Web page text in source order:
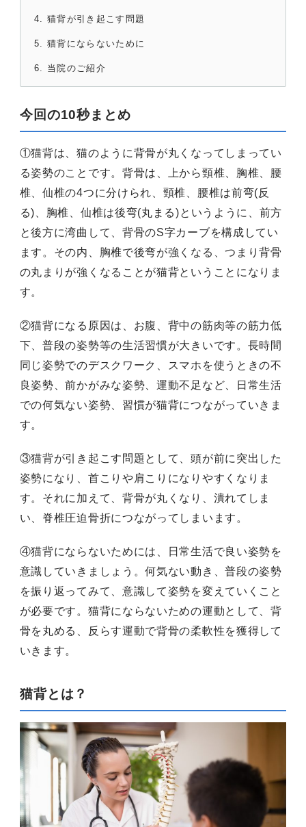
猫背が引き起こす問題
猫背にならないために
当院のご紹介
今回の10秒まとめ
①猫背は、猫のように背骨が丸くなってしまってい
る姿勢のことです。背骨は、上から頸椎、胸椎、腰
椎、仙椎の4つに分けられ、頸椎、腰椎は前弯(反
る)、胸椎、仙椎は後弯(丸まる)というように、前方
と後方に湾曲して、背骨のS字カーブを構成してい
ます。その内、胸椎で後弯が強くなる、つまり背骨
の丸まりが強くなることが猫背ということになりま
す。
②猫背になる原因は、お腹、背中の筋肉等の筋力低
下、普段の姿勢等の生活習慣が大きいです。長時間
同じ姿勢でのデスクワーク、スマホを使うときの不
良姿勢、前かがみな姿勢、運動不足など、日常生活
での何気ない姿勢、習慣が猫背につながっていきま
す。
③猫背が引き起こす問題として、頭が前に突出した
姿勢になり、首こりや肩こりになりやすくなりま
す。それに加えて、背骨が丸くなり、潰れてしま
い、脊椎圧迫骨折につながってしまいます。
④猫背にならないためには、日常生活で良い姿勢を
意識していきましょう。何気ない動き、普段の姿勢
を振り返ってみて、意識して姿勢を変えていくこと
が必要です。猫背にならないための運動として、背
骨を丸める、反らす運動で背骨の柔軟性を獲得して
いきます。
猫背とは？